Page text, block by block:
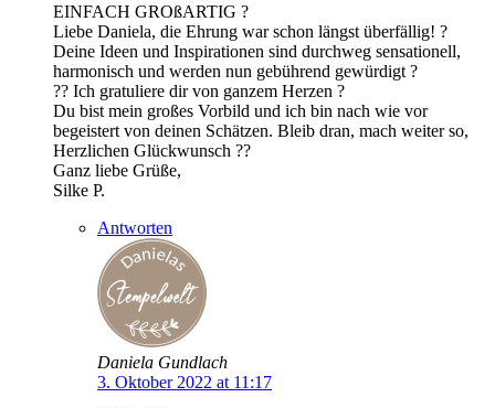
EINFACH GROßARTIG ?
Liebe Daniela, die Ehrung war schon längst überfällig! ?
Deine Ideen und Inspirationen sind durchweg sensationell,
harmonisch und werden nun gebührend gewürdigt ?
?? Ich gratuliere dir von ganzem Herzen ?
Du bist mein großes Vorbild und ich bin nach wie vor
begeistert von deinen Schätzen. Bleib dran, mach weiter so,
Herzlichen Glückwunsch ??
Ganz liebe Grüße,
Silke P.
Antworten
Daniela Gundlach
3. Oktober 2022 at 11:17